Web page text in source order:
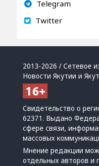
Telegram
Twitter
2013-2026 / Сетевое
Новости Якутии и
Свидетельство о
62371. Выдано
сфере связи,
массовых
Мнение редакции
отдельных авторов и